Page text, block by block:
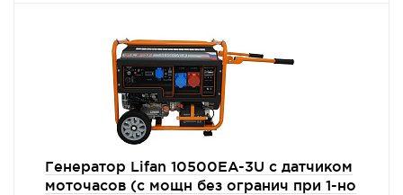
Генератор Lifan 10500EA-3U с датчиком
моточасов (с мощн без огранич при 1-но